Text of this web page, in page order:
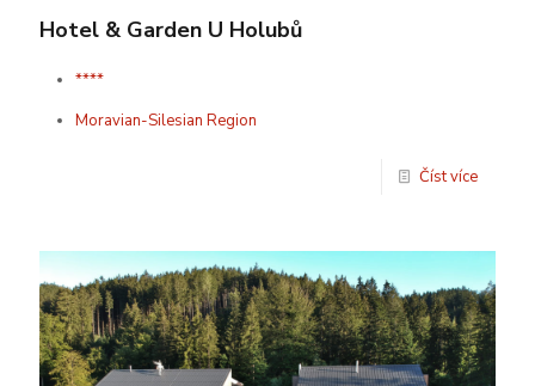
Hotel & Garden U Holubů
****
Moravian-Silesian Region
Číst více